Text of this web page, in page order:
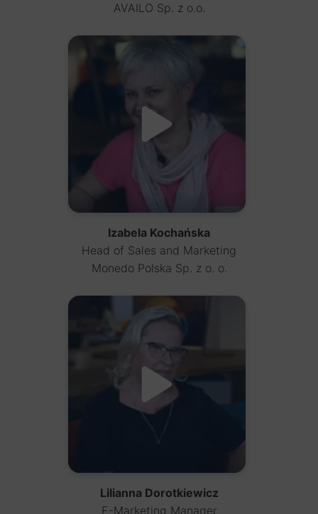
AVAILO Sp. z o.o.
Izabela Kochańska
Head of Sales and Marketing
Monedo Polska Sp. z o. o.
Lilianna Dorotkiewicz
E-Marketing Manager